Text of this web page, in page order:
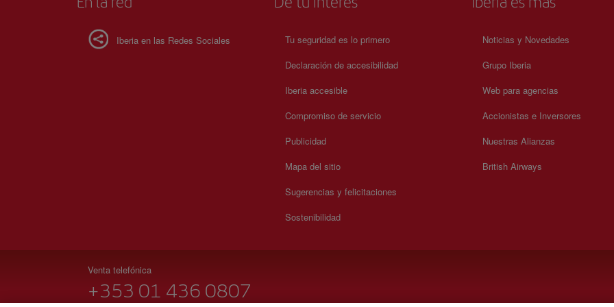
Iberia en las Redes Sociales
Tu seguridad es lo primero
Declaración de accesibilidad
Iberia accesible
Compromiso de servicio
Publicidad
Mapa del sitio
Sugerencias y felicitaciones
Sostenibilidad
Noticias y Novedades
Grupo Iberia
Web para agencias
Accionistas e Inversores
Nuestras Alianzas
British Airways
Venta telefónica
+353 01 436 0807